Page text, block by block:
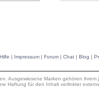
Hilfe | Impressum | Forum | Chat | Blog |
Ausgewiesene Marken gehören
Haftung für den Inhalt verlinkter